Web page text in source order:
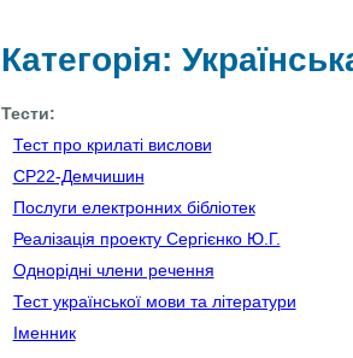
Категорія:
Тести:
Тест про крилаті вислови
СР22-Демчишин
Послуги електронних бібліотек
Реалізація проекту Сергієнко Ю.Г.
Однорідні члени речення
Тест української мови та літератури
Іменник